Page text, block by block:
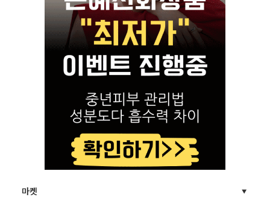
마켓